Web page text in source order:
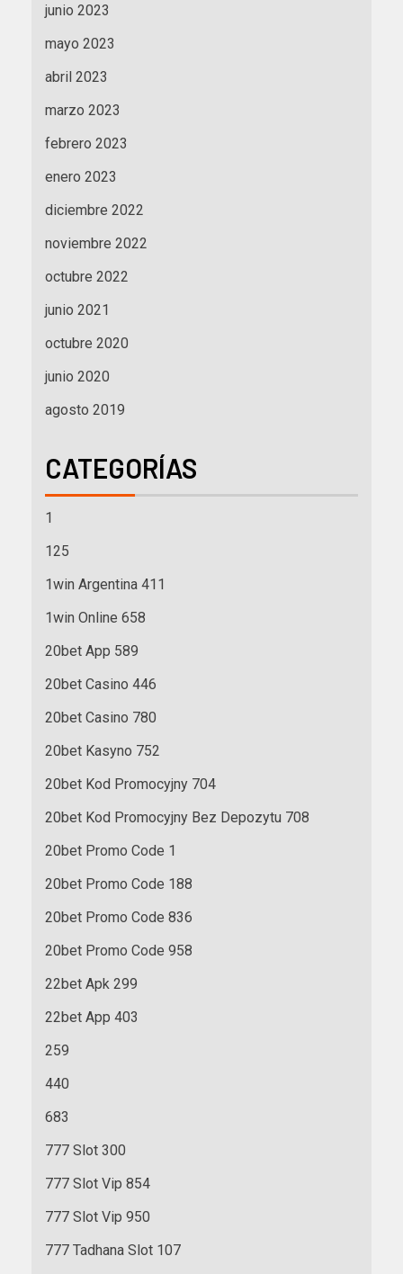
junio 2023
mayo 2023
abril 2023
marzo 2023
febrero 2023
enero 2023
diciembre 2022
noviembre 2022
octubre 2022
junio 2021
octubre 2020
junio 2020
agosto 2019
CATEGORÍAS
1
125
1win Argentina 411
1win Online 658
20bet App 589
20bet Casino 446
20bet Casino 780
20bet Kasyno 752
20bet Kod Promocyjny 704
20bet Kod Promocyjny Bez Depozytu 708
20bet Promo Code 1
20bet Promo Code 188
20bet Promo Code 836
20bet Promo Code 958
22bet Apk 299
22bet App 403
259
440
683
777 Slot 300
777 Slot Vip 854
777 Slot Vip 950
777 Tadhana Slot 107